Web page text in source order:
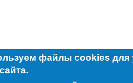
файлы cookies для